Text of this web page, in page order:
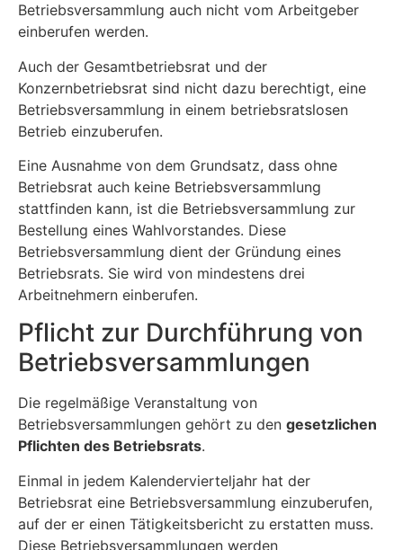
Betriebsversammlung auch nicht vom Arbeitgeber
einberufen werden.
Auch der Gesamtbetriebsrat und der
Konzernbetriebsrat sind nicht dazu berechtigt, eine
Betriebsversammlung in einem betriebsratslosen
Betrieb einzuberufen.
Eine Ausnahme von dem Grundsatz, dass ohne
Betriebsrat auch keine Betriebsversammlung
stattfinden kann, ist die Betriebsversammlung zur
Bestellung eines Wahlvorstandes. Diese
Betriebsversammlung dient der Gründung eines
Betriebsrats. Sie wird von mindestens drei
Arbeitnehmern einberufen.
Pflicht zur Durchführung von
Betriebsversammlungen
Die regelmäßige Veranstaltung von
Betriebsversammlungen gehört zu den gesetzlichen
Pflichten des Betriebsrats.
Einmal in jedem Kalendervierteljahr hat der
Betriebsrat eine Betriebsversammlung einzuberufen,
auf der er einen Tätigkeitsbericht zu erstatten muss.
Diese Betriebsversammlungen werden